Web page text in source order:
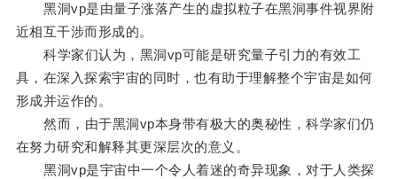
黑洞vp是由量子涨落产生的虚拟粒子在黑洞事件视界附
近相互干涉而形成的。
科学家们认为，黑洞vp可能是研究量子引力的有效工
具，在深入探索宇宙的同时，也有助于理解整个宇宙是如何
形成并运作的。
然而，由于黑洞vp本身带有极大的奥秘性，科学家们仍
在努力研究和解释其更深层次的意义。
黑洞vp是宇宙中一个令人着迷的奇异现象，对于人类探